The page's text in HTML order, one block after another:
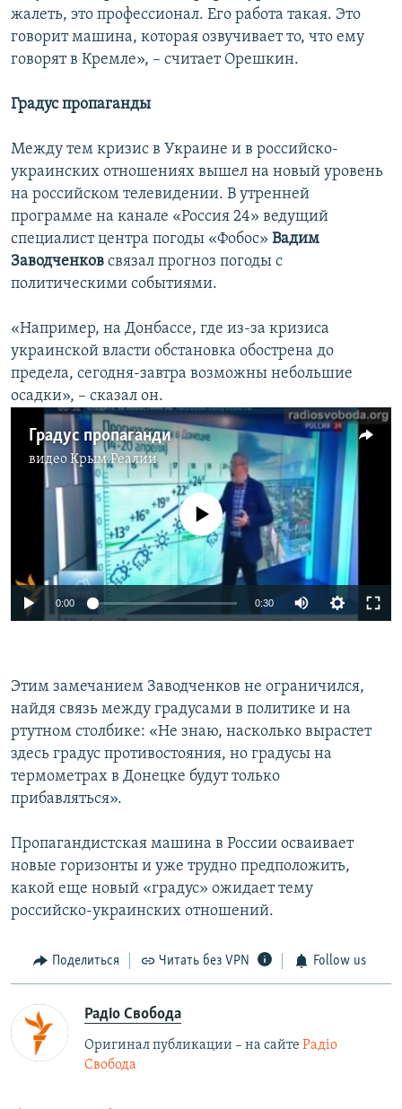
жалеть, это профессионал. Его работа такая. Это
говорит машина, которая озвучивает то, что ему
говорят в Кремле», – считает Орешкин.
Градус пропаганды
Между тем кризис в Украине и в российско-
украинских отношениях вышел на новый уровень
на российском телевидении. В утренней
программе на канале «Россия 24» ведущий
специалист центра погоды «Фобос» Вадим
Заводченков связал прогноз погоды с
политическими событиями.
«Например, на Донбассе, где из-за кризиса
украинской власти обстановка обострена до
предела, сегодня-завтра возможны небольшие
осадки», – сказал он.
Градус пропаганди
видеоКрым.Реалии
No media source currently available
0:00 0:30
Этим замечанием Заводченков не ограничился,
найдя связь между градусами в политике и на
ртутном столбике: «Не знаю, насколько вырастет
здесь градус противостояния, но градусы на
термометрах в Донецке будут только
прибавляться».
Пропагандистская машина в России осваивает
новые горизонты и уже трудно предположить,
какой еще новый «градус» ожидает тему
российско-украинских отношений.
Поделиться Читать без VPN Follow us
Радіо Свобода
Оригинал публикации – на сайте Радіо
Свобода